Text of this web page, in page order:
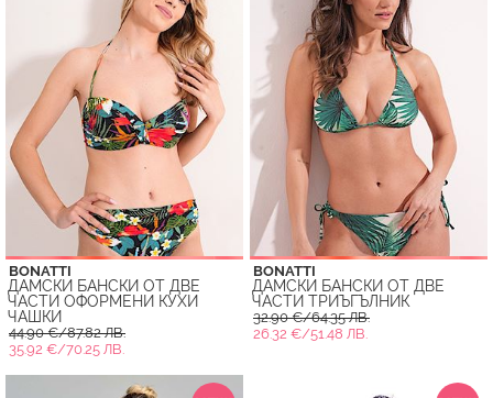
BONATTI
ДАМСКИ БАНСКИ ОТ ДВЕ
ЧАСТИ ОФОРМЕНИ КУХИ
ЧАШКИ
44.90 €/87.82 ЛВ.
35.92 €/70.25 ЛВ.
BONATTI
ДАМСКИ БАНСКИ ОТ ДВЕ
ЧАСТИ ТРИЪГЪЛНИК
32.90 €/64.35 ЛВ.
26.32 €/51.48 ЛВ.